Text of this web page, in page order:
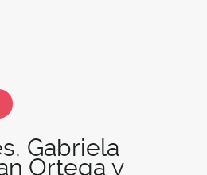
Gabriela
Ortega y